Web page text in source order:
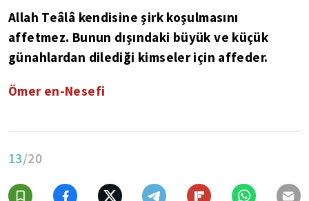
Allah Teâlâ kendisine şirk koşulmasını
affetmez. Bunun dışındaki büyük ve küçük
günahlardan dilediği kimseler için affeder.
Ömer en-Nesefi
13/20